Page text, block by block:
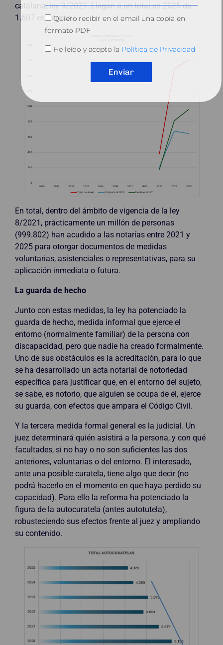
catalana, ley 9/2021. Llegan a un total en 2025 de
1.607 escrituras.
En total, dentro del ámbito de vigencia de la ley
8/2021, prácticamente un millón de personas
(999.802) han acudido a las notarías entre 2021 y
2025 para otorgar documentos de medidas
voluntarias, asistenciales o representativas, para su
aplicación inmediata o futura.
La guarda de hecho
Junto con estas medidas, la ley ha potenciado la
guarda de hecho, medida informal que ejerce el
entorno (normalmente familiar) de la persona con
discapacidad, pero que nadie ha creado formalmente.
Uno de sus obstáculos es la acreditación, para lo que
se ha desarrollado un acta notarial de notoriedad
específica para justificar que, en el entorno del sujeto,
se sabe, es notorio, que alguien se ocupa de él, ejerce
su guarda, con efectos que ampara el Código Civil.
Y la tercera medida formal general es la judicial. Un
juez determinará quién asistirá a la persona, y con qué
facultades, si no hay o no son suficientes las dos
anteriores, voluntarias o del entorno. El interesado,
ante una posible curatela, tiene algo que decir (no
podrá hacerlo en el momento en que haya perdido su
capacidad). Para ello la reforma ha potenciado la
figura de la autocuratela (antes autotutela),
robusteciendo sus efectos frente al juez y ampliando
su contenido.
Quiero recibir en el email una copia en
formato PDF
He leído y acepto la Política de Privacidad
Enviar